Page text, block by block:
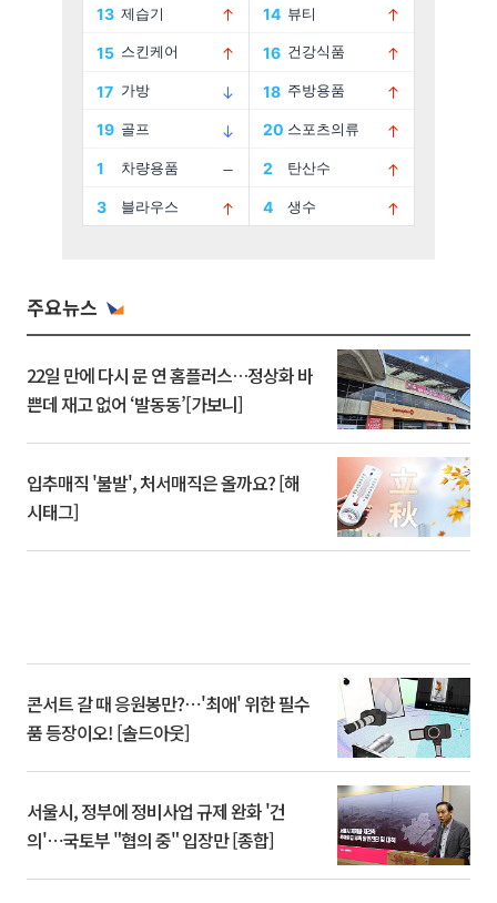
주요뉴스
22일 만에 다시 문 연 홈플러스…정상화 바
쁜데 재고 없어 ‘발동동’[가보니]
입추매직 '불발', 처서매직은 올까요? [해
시태그]
콘서트 갈 때 응원봉만?⋯'최애' 위한 필수
품 등장이오! [솔드아웃]
서울시, 정부에 정비사업 규제 완화 '건
의'⋯국토부 "협의 중" 입장만 [종합]